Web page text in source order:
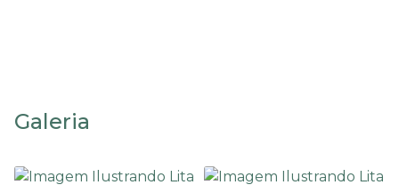
Galeria